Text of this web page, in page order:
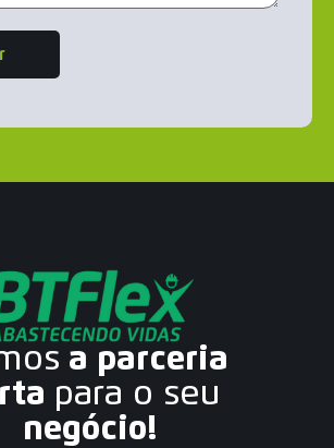
a parceria
para o seu
negócio!